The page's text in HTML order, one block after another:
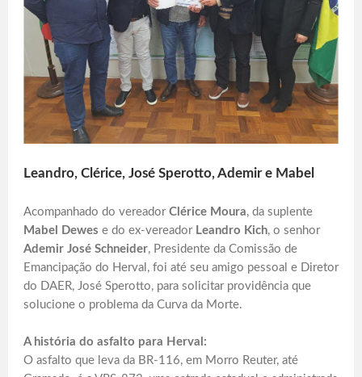
Leandro, Clérice, José Sperotto, Ademir e Mabel
Acompanhado do vereador Clérice Moura, da suplente
Mabel Dewes e do ex-vereador Leandro Kich, o senhor
Ademir José Schneider, Presidente da Comissão de
Emancipação do Herval, foi até seu amigo pessoal e Diretor
do DAER, José Sperotto, para solicitar providência que
solucione o problema da Curva da Morte.
A história do asfalto para Herval:
O asfalto que leva da BR-116, em Morro Reuter, até